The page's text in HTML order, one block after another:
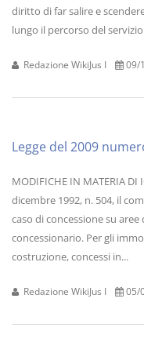
diritto di far salire e
lungo il percorso del
Redazione WikiJus I 09/
Legge del 2009
MODIFICHE IN MATERIA
dicembre 1992, n. 504, il
caso di concessione su
concessionario. Per gli
costruzione, concessi in...
Redazione WikiJus I 05/